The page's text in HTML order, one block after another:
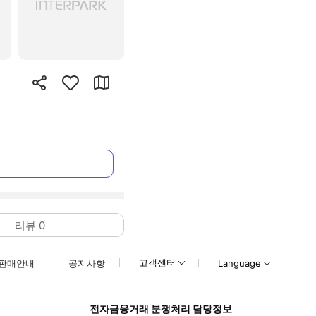
리뷰 0
매안내 공지사항 고객센터 Language
전자금융거래 분쟁처리 담당정보